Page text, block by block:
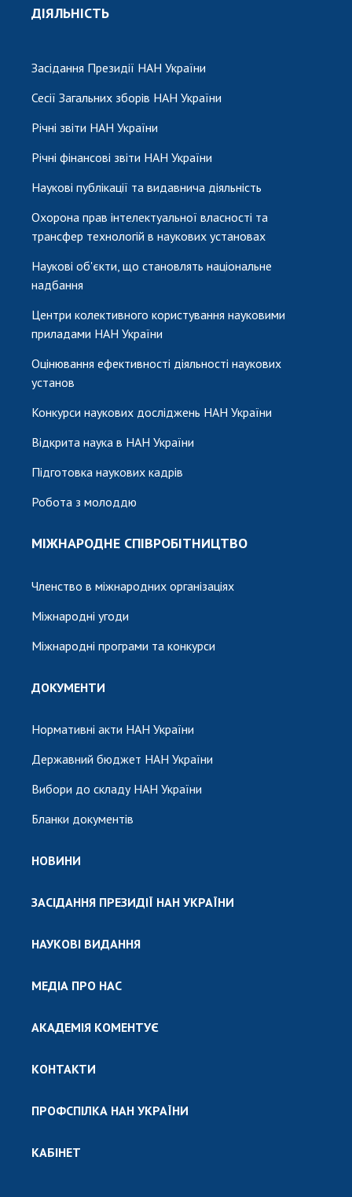
ДІЯЛЬНІСТЬ
Засідання Президії НАН України
Сесії Загальних зборів НАН України
Річні звіти НАН України
Річні фінансові звіти НАН України
Наукові публікації та видавнича діяльність
Охорона прав інтелектуальної власності та
трансфер технологій в наукових установах
Наукові об'єкти, що становлять національне
надбання
Центри колективного користування науковими
приладами НАН України
Оцінювання ефективності діяльності наукових
установ
Конкурси наукових досліджень НАН України
Відкрита наука в НАН України
Підготовка наукових кадрів
Робота з молоддю
МІЖНАРОДНЕ СПІВРОБІТНИЦТВО
Членство в міжнародних організаціях
Міжнародні угоди
Міжнародні програми та конкурси
ДОКУМЕНТИ
Нормативні акти НАН України
Державний бюджет НАН України
Вибори до складу НАН України
Бланки документів
НОВИНИ
ЗАСІДАННЯ ПРЕЗИДІЇ НАН УКРАЇНИ
НАУКОВІ ВИДАННЯ
МЕДІА ПРО НАС
АКАДЕМІЯ КОМЕНТУЄ
КОНТАКТИ
ПРОФСПІЛКА НАН УКРАЇНИ
КАБІНЕТ